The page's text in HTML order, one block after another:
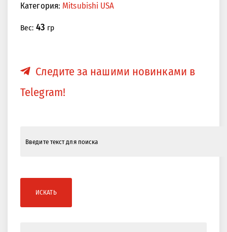
Категория: Mitsubishi USA
Вес: 43 гр
Следите за нашими новинками в
Telegram!
ИСКАТЬ